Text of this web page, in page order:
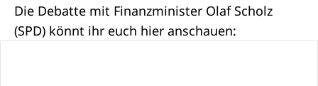
Die Debatte mit Finanzminister Olaf Scholz
(SPD) könnt ihr euch hier anschauen: